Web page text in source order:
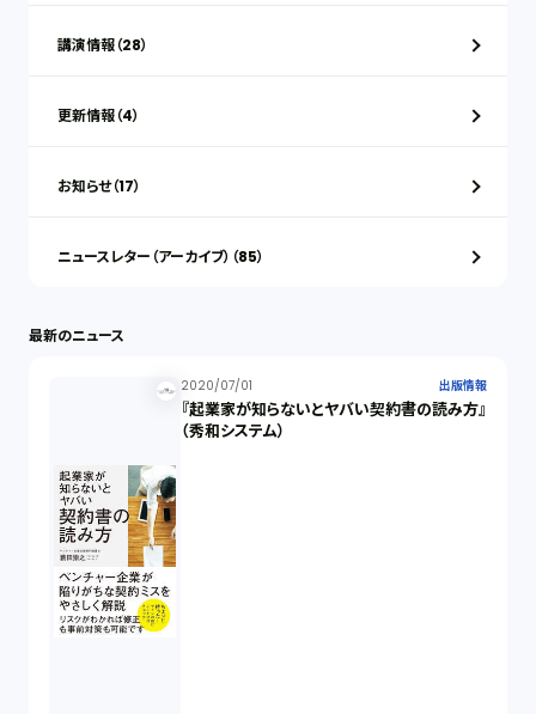
講演情報（28）
更新情報（4）
お知らせ（17）
ニュースレター（アーカイブ）（85）
最新のニュース
2020/07/01 出版情報
『起業家が知らないとヤバい契約書の読み方』
（秀和システム）